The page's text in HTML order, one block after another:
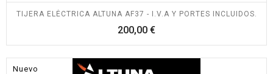
TIJERA ELÉCTRICA ALTUNA AF37 - I.V.A Y PORTES INCLUIDOS.
200,00 €Precio
Nuevo